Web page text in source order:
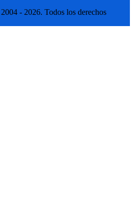
- 2026. Todos los derechos